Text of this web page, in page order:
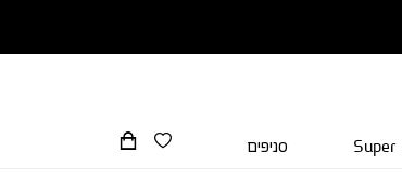
Super סניפים